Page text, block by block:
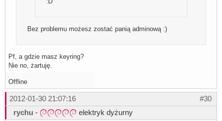
Bez problemu możesz zostać panią adminową :)
Pf, a gdzie masz keyring?
Nie no, żartuję.
Offline
#30
2012-01-30 21:07:16
rychu - elektryk dyżurny